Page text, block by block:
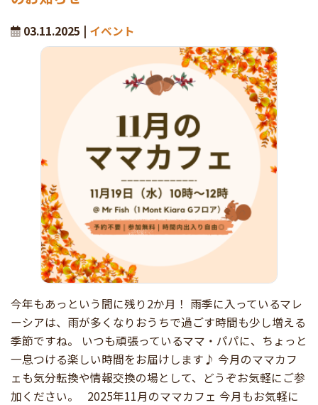
03.11.2025 | イベント
今年もあっという間に残り2か月！ 雨季に入っているマレ
ーシアは、雨が多くなりおうちで過ごす時間も少し増える
季節ですね。 いつも頑張っているママ・パパに、ちょっと
一息つける楽しい時間をお届けします♪ 今月のママカフ
ェも気分転換や情報交換の場として、どうぞお気軽にご参
加ください。 2025年11月のママカフェ 今月もお気軽に